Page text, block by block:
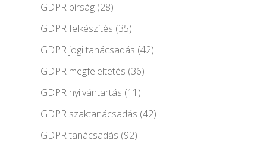
GDPR bírság(28)
GDPR felkészítés (35)
GDPR jogi tanácsadás (42)
GDPR megfeleltetés (36)
GDPR nyilvántartás (11)
GDPR szaktanácsadás (42)
GDPR tanácsadás (92)